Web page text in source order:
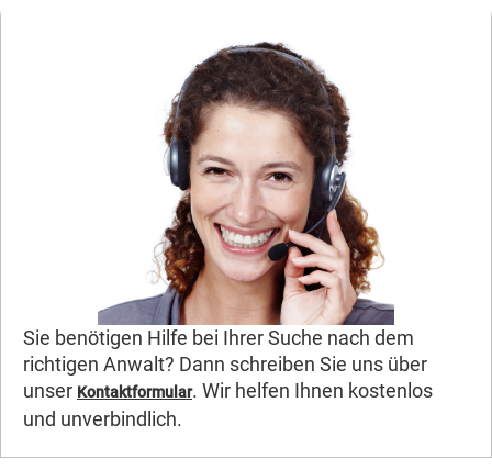
Sie benötigen Hilfe bei Ihrer Suche nach dem
richtigen Anwalt? Dann schreiben Sie uns über
unser Kontaktformular. Wir helfen Ihnen kostenlos
und unverbindlich.